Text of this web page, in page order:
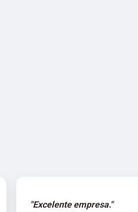
"Excelente empresa."